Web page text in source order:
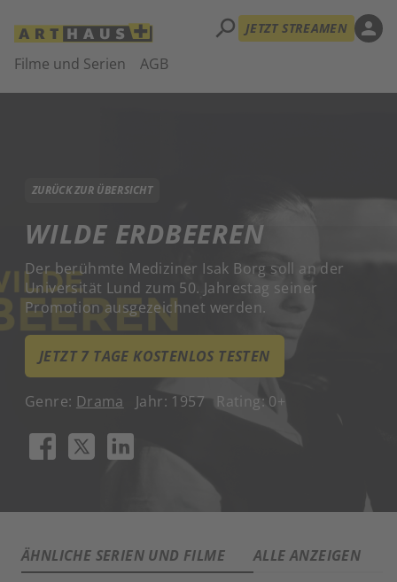
Filme und Serien AGB
search JETZT STREAMEN person
ZURÜCK ZUR ÜBERSICHT
WILDE ERDBEEREN
Der berühmte Mediziner Isak Borg soll an der
Universität Lund zum 50. Jahrestag seiner
Promotion ausgezeichnet werden.
JETZT 7 TAGE KOSTENLOS TESTEN
Genre: Drama Jahr: 1957 Rating: 0+
ÄHNLICHE SERIEN UND FILME ALLE ANZEIGEN